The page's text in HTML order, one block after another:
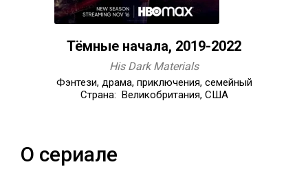
Тёмные начала, 2019-2022
His Dark Materials
Фэнтези, драма, приключения, семейный
Страна: Великобритания, США
О сериале